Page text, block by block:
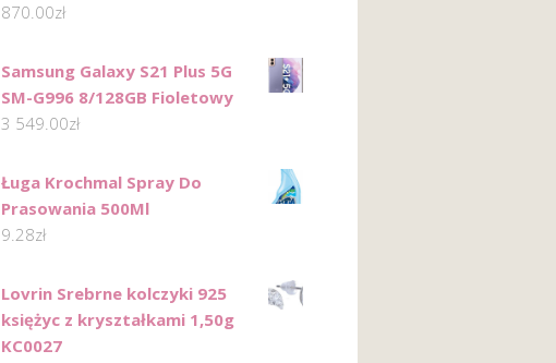
870.00zł
Samsung Galaxy S21 Plus 5G
SM-G996 8/128GB Fioletowy
3 549.00zł
Ługa Krochmal Spray Do
Prasowania 500Ml
9.28zł
Lovrin Srebrne kolczyki 925
księżyc z kryształkami 1,50g
KC0027